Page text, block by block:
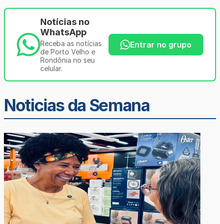
Notícias no
WhatsApp
Receba as notícias
de Porto Velho e
Rondônia no seu
celular.
Entrar no grupo
Noticias da Semana